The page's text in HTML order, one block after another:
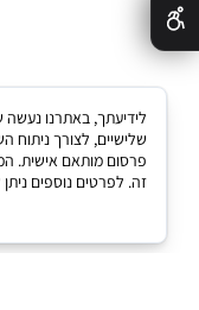
שלישיים, לצורך ניתוח
פרסום מותאם אישית.
זה. לפרטים נוספים ניתן